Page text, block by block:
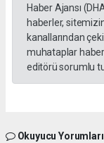
Haber Ajansı
haberler,
kanallarından
muhataplar
editörü sorumlu
Okuyucu Yorumları